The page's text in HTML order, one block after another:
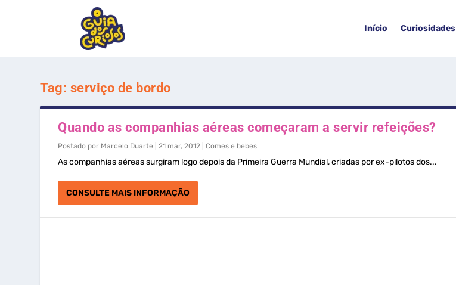
Início Curiosidades
Tag: serviço de bordo
Quando as companhias aéreas começaram a servir refeições?
Postado por Marcelo Duarte |21 mar, 2012 |Comes e bebes
As companhias aéreas surgiram logo depois da Primeira Guerra Mundial, criadas por ex-pilotos dos...
CONSULTE MAIS INFORMAÇÃO